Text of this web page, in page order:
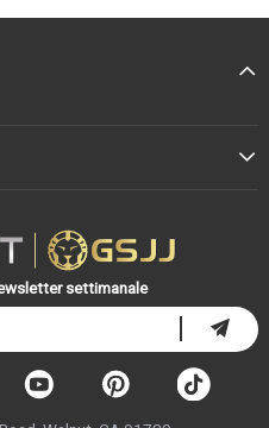
settimanale